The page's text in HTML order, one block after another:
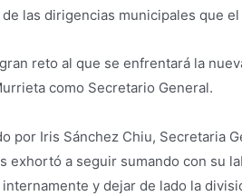
las dirigencias municipales que el
reto al que se enfrentará la
como Secretario General.
por Iris Sánchez Chiu, Secretaria
exhortó a seguir sumando con su
y dejar de lado la